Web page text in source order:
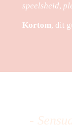
speelsheid,
Kortom, dit
-